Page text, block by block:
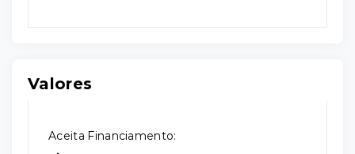
Valores
Aceita Financiamento: